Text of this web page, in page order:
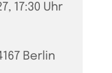
17:30 Uhr
Berlin